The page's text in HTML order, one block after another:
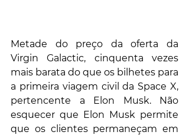
Metade do preço da oferta da
Virgin Galactic, cinquenta vezes
mais barata do que os bilhetes para
a primeira viagem civil da Space X,
pertencente a Elon Musk. Não
esquecer que Elon Musk permite
que os clientes permaneçam em